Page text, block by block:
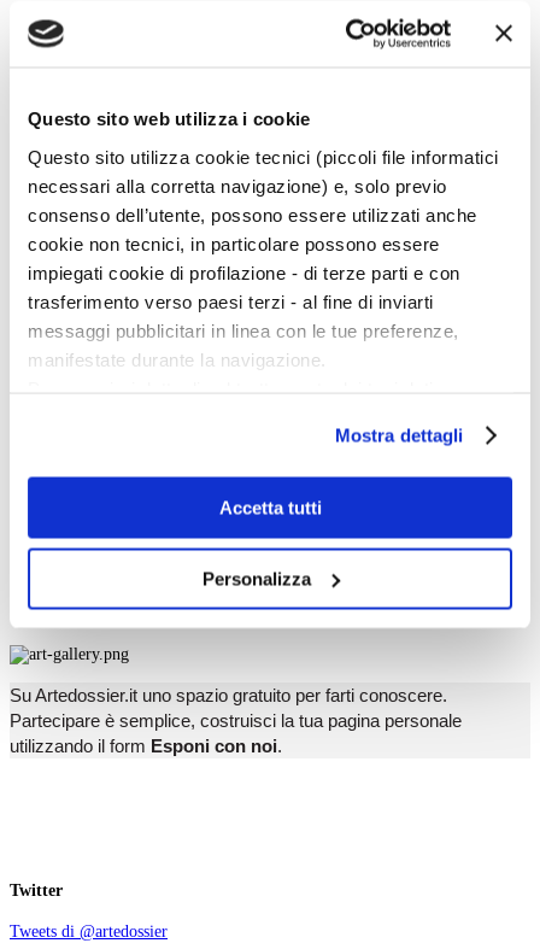
Questo sito web utilizza i cookie
Questo sito utilizza cookie tecnici (piccoli file informatici
necessari alla corretta navigazione) e, solo previo
consenso dell’utente, possono essere utilizzati anche
cookie non tecnici, in particolare possono essere
impiegati cookie di profilazione - di terze parti e con
trasferimento verso paesi terzi - al fine di inviarti
messaggi pubblicitari in linea con le tue preferenze,
manifestate durante la navigazione.
scelte privacy sui cookie, ti invitiamo a prendere visione
dell’informativa cookie.
Chiudendo il banner tramite la “X” prosegui la
navigazione senza alcuna profilazione e con installazione
il tuo consenso alla profilazione che potrai revocare in
Mostra dettagli
Accetta tutti
Personalizza
B
D
F
G
H
I
J
K
L
M
N
O
X
Su Artedossier.it uno spazio gratuito per farti conoscere.
Partecipare è semplice, costruisci la tua pagina personale
utilizzando il form Esponi con noi.
Twitter
Tweets di @artedossier